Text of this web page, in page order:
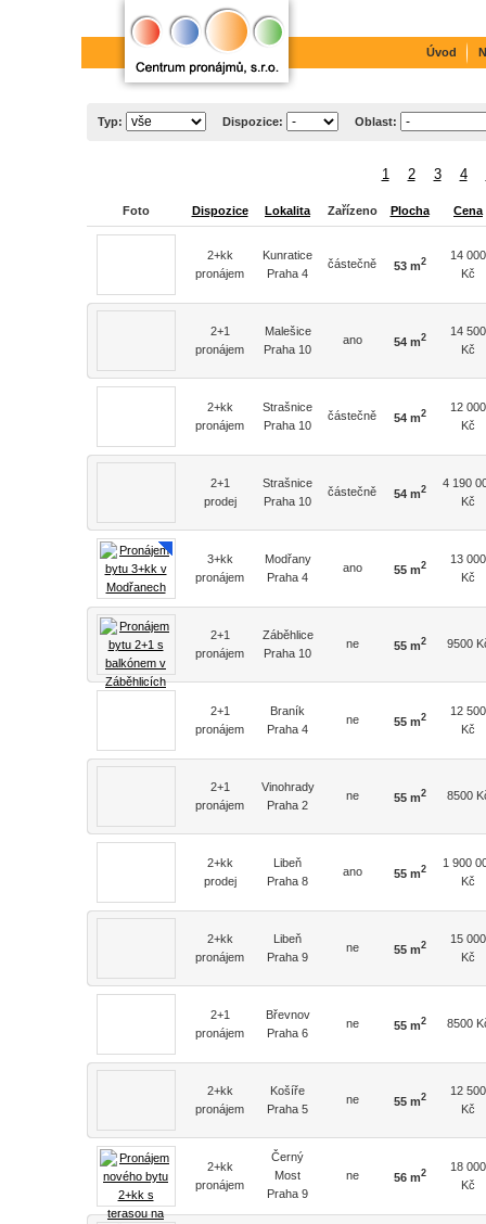
Typ: Dispozice: Oblast:
1 2 3 4
Foto Dispozice Lokalita Zařízeno Plocha Cena
2+kk
pronájem
Kunratice
Praha 4
částečně 53 m2
14 000
Kč
2+1
pronájem
Malešice
Praha 10
ano 54 m2
14 500
Kč
2+kk
pronájem
Strašnice
Praha 10
částečně 54 m2
12 000
Kč
2+1
prodej
Strašnice
Praha 10
částečně 54 m2
4 190
Kč
3+kk
pronájem
Modřany
Praha 4
ano 55 m2
13 000
Kč
2+1
pronájem
Záběhlice
Praha 10
ne 55 m2 9500
2+1
pronájem
Braník
Praha 4
ne 55 m2
12 500
Kč
2+1
pronájem
Vinohrady
Praha 2
ne 55 m2 8500
2+kk
prodej
Libeň
Praha 8
ano 55 m2
1 900
Kč
2+kk
pronájem
Libeň
Praha 9
ne 55 m2
15 000
Kč
2+1
pronájem
Břevnov
Praha 6
ne 55 m2 8500
2+kk
pronájem
Košíře
Praha 5
ne 55 m2
12 500
Kč
2+kk
pronájem
Černý
Most
Praha 9
ne 56 m2
18 000
Kč
Úvod